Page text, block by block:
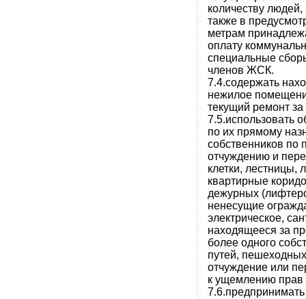
количеству
также в
метрам
оплату
специальные
членов ЖСК.
7.4.содержать
нежилое
текущий ремонт за
7.5.использовать
по их прямому
собственников
отчуждению и
клетки,
квартирные
дежурных
ненесущие
электрическое,
находящееся за
более одного
путей,
отчуждение или
к ущемлению прав